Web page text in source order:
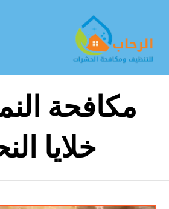
مكافحة
خلايا